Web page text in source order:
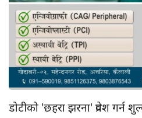
डोटीको 'छहरा झरना' प्रवेश गर्न